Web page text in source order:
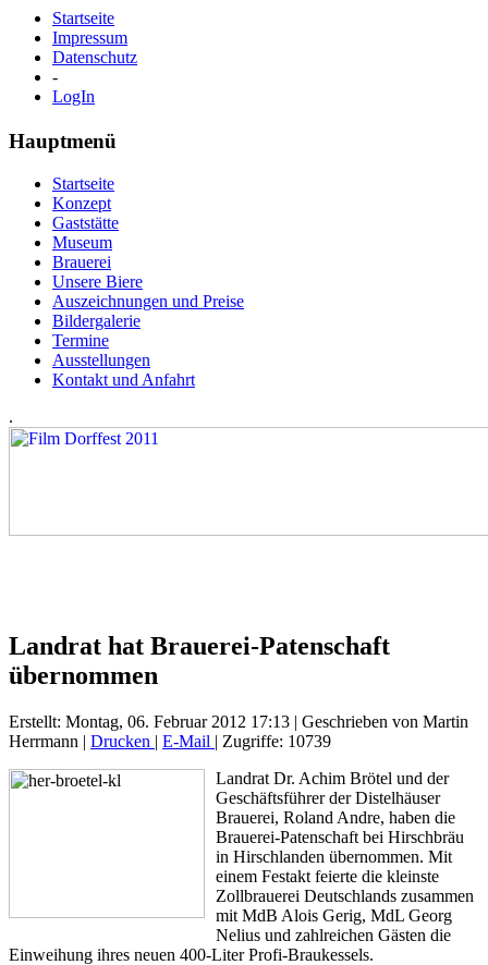
Startseite
Impressum
Datenschutz
-
LogIn
Hauptmenü
Startseite
Konzept
Gaststätte
Museum
Brauerei
Unsere Biere
Auszeichnungen und Preise
Bildergalerie
Termine
Ausstellungen
Kontakt und Anfahrt
.
Landrat hat Brauerei-Patenschaft
übernommen
Erstellt: Montag, 06. Februar 2012 17:13 | Geschrieben von Martin
Herrmann | Drucken | E-Mail | Zugriffe: 10739
Landrat Dr. Achim Brötel und der
Geschäftsführer der Distelhäuser
Brauerei, Roland Andre, haben die
Brauerei-Patenschaft bei Hirschbräu
in Hirschlanden übernommen. Mit
einem Festakt feierte die kleinste
Zollbrauerei Deutschlands zusammen
mit MdB Alois Gerig, MdL Georg
Nelius und zahlreichen Gästen die
Einweihung ihres neuen 400-Liter Profi-Braukessels.